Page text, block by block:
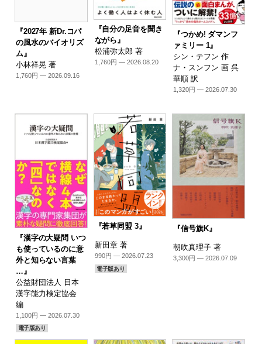
『2027年 新Dr.コパ
の風水のバイオリズ
ム』
小林祥晃 著
1,760円 — 2026.09.16
『自分の足音を聞き
ながら』
松浦弥太郎 著
1,760円 — 2026.08.20
『つかめ! ダマンフ
ァミリー 1』
シン・テフン 作
ナ・スンフン 画 呉
華順 訳
1,320円 — 2026.07.30
『漢字の大疑問 いつ
も使っているのに意
外と知らない言葉
…』
公益財団法人 日本
漢字能力検定協会
編
1,100円 — 2026.07.30
電子版あり
『若草同盟 3』
新田章 著
990円 — 2026.07.23
電子版あり
『信号旗K』
朝吹真理子 著
3,300円 — 2026.07.09